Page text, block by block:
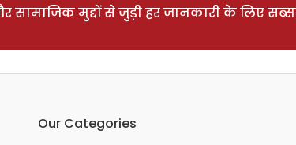
सामाजिक मुद्दों से जुड़ी हर जानकारी के लिए
Our Categories